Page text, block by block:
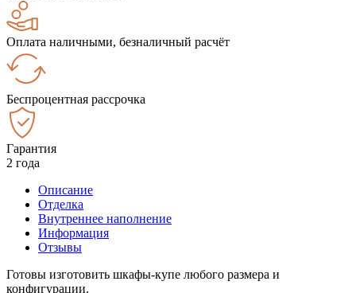
Оплата наличными, безналичный расчёт
Беспроцентная рассрочка
Гарантия
2 года
Описание
Отделка
Внутреннее наполнение
Информация
Отзывы
Готовы изготовить шкафы-купе любого размера и
конфигурации.